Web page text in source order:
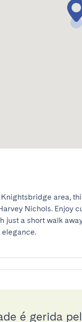
area,
Nichols. Enjoy
just a short walk
é gerida